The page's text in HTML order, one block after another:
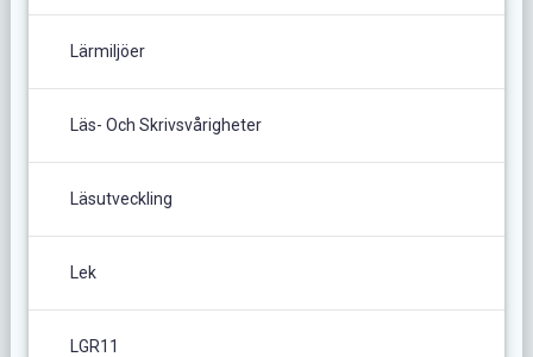
Lärmiljöer
Läs- Och Skrivsvårigheter
Läsutveckling
Lek
LGR11